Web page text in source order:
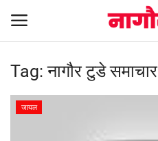
Home
Tag: नागौर टुडे समाचार
जायल